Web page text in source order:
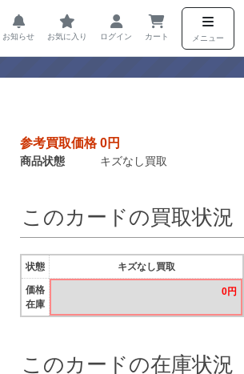
お知らせ お気に入り ログイン カート メニュー
参考買取価格 0円
商品状態 キズなし買取
このカードの買取状況
状態
価格
在庫
キズなし買取
0円
このカードの在庫状況